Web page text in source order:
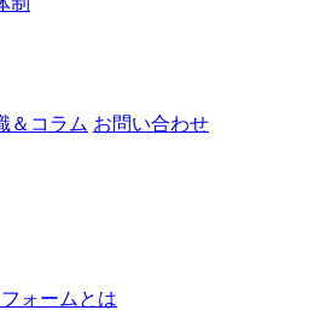
＆コラム お問い合わせ
ォームとは